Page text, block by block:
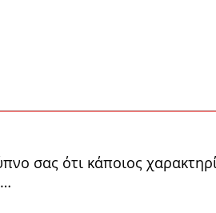
σας ότι κάποιος